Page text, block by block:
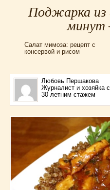
Для мультиварки Филипс
(3)
Запеканки(25)
Картошка(32)
Каши(24)
Лучшие
Макароны
(18)
Мексиканская кухня(9)
Мясные блюда(119)
Напитки(4)
Поджарка из
минут
Салат мимоза: рецепт с
консервой и рисом
Любовь Першакова
Журналист и хозяйка с
30-летним стажем